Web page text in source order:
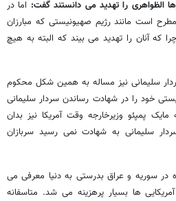
را تهدید می دانستند گفت: اما در
است مانند رژیم صهیونیستی که مبارزان
که آنان را تهدید می بیند که البته به هیچ
سلیمانی نیز مساله به همین شکل محکوم
خود را در شهادت رساندن سردار سلیمانی
پمپئو وزیرخارجه وقت آمریکا نیز بدان
سلیمانی به شهادت نمی رسید سربازان
در سوریه و عراق بدرستی به دنیا معرفی می
ها بسیار پرهزینه می شد. متاسفانه